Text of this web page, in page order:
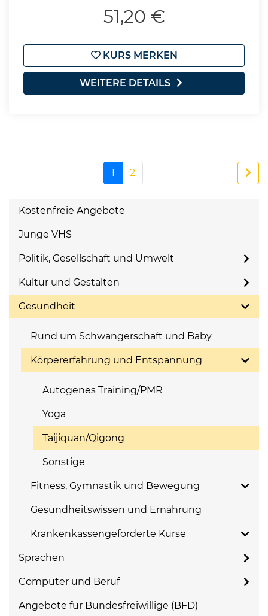
51,20 €
KURS MERKEN
WEITERE DETAILS
1 2
Kostenfreie Angebote
Junge VHS
Politik, Gesellschaft und Umwelt
Kultur und Gestalten
Gesundheit
Rund um Schwangerschaft und Baby
Körpererfahrung und Entspannung
Autogenes Training/PMR
Yoga
Taijiquan/Qigong
Sonstige
Fitness, Gymnastik und Bewegung
Gesundheitswissen und Ernährung
Krankenkassengeförderte Kurse
Sprachen
Computer und Beruf
Angebote für Bundesfreiwillige (BFD)